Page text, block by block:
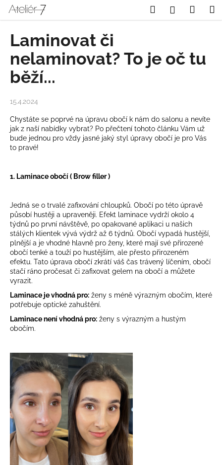
Přejít
obsah
HledatPřihlášení
Laminovat či
nelaminovat? To je oč tu
běží...
15.4.2024
Chystáte se poprvé na úpravu obočí k nám do salonu a nevíte
jak z naší nabídky vybrat? Po přečtení tohoto článku Vám už
bude jednou pro vždy jasné jaký styl úpravy obočí je pro Vás
to pravé!
1. Laminace obočí ( Brow filler )
Jedná se o trvalé zafixování chloupků. Obočí po této úpravě
působí hustěji a upraveněji. Efekt laminace vydrží okolo 4
týdnů po první návštěvě, po opakované aplikaci u našich
stálých klientek vývá výdrž až 6 týdnů. Obočí vypadá hustější,
plnější a je vhodné hlavně pro ženy, které mají své přirozené
obočí tenké a touží po hustějším, ale přesto přirozeném
efektu. Tato úprava obočí zkrátí váš čas trávený líčením, obočí
stačí ráno pročesat či zafixovat gelem na obočí a můžete
vyrazit.
Laminace je vhodná pro: ženy s méně výrazným obočím, které
potřebuje optické zahuštění.
Laminace není vhodná pro: ženy s výrazným a hustým
obočím.
o
C
o
p
t
ř
e
b
e
e
n
a
j
í
t
?